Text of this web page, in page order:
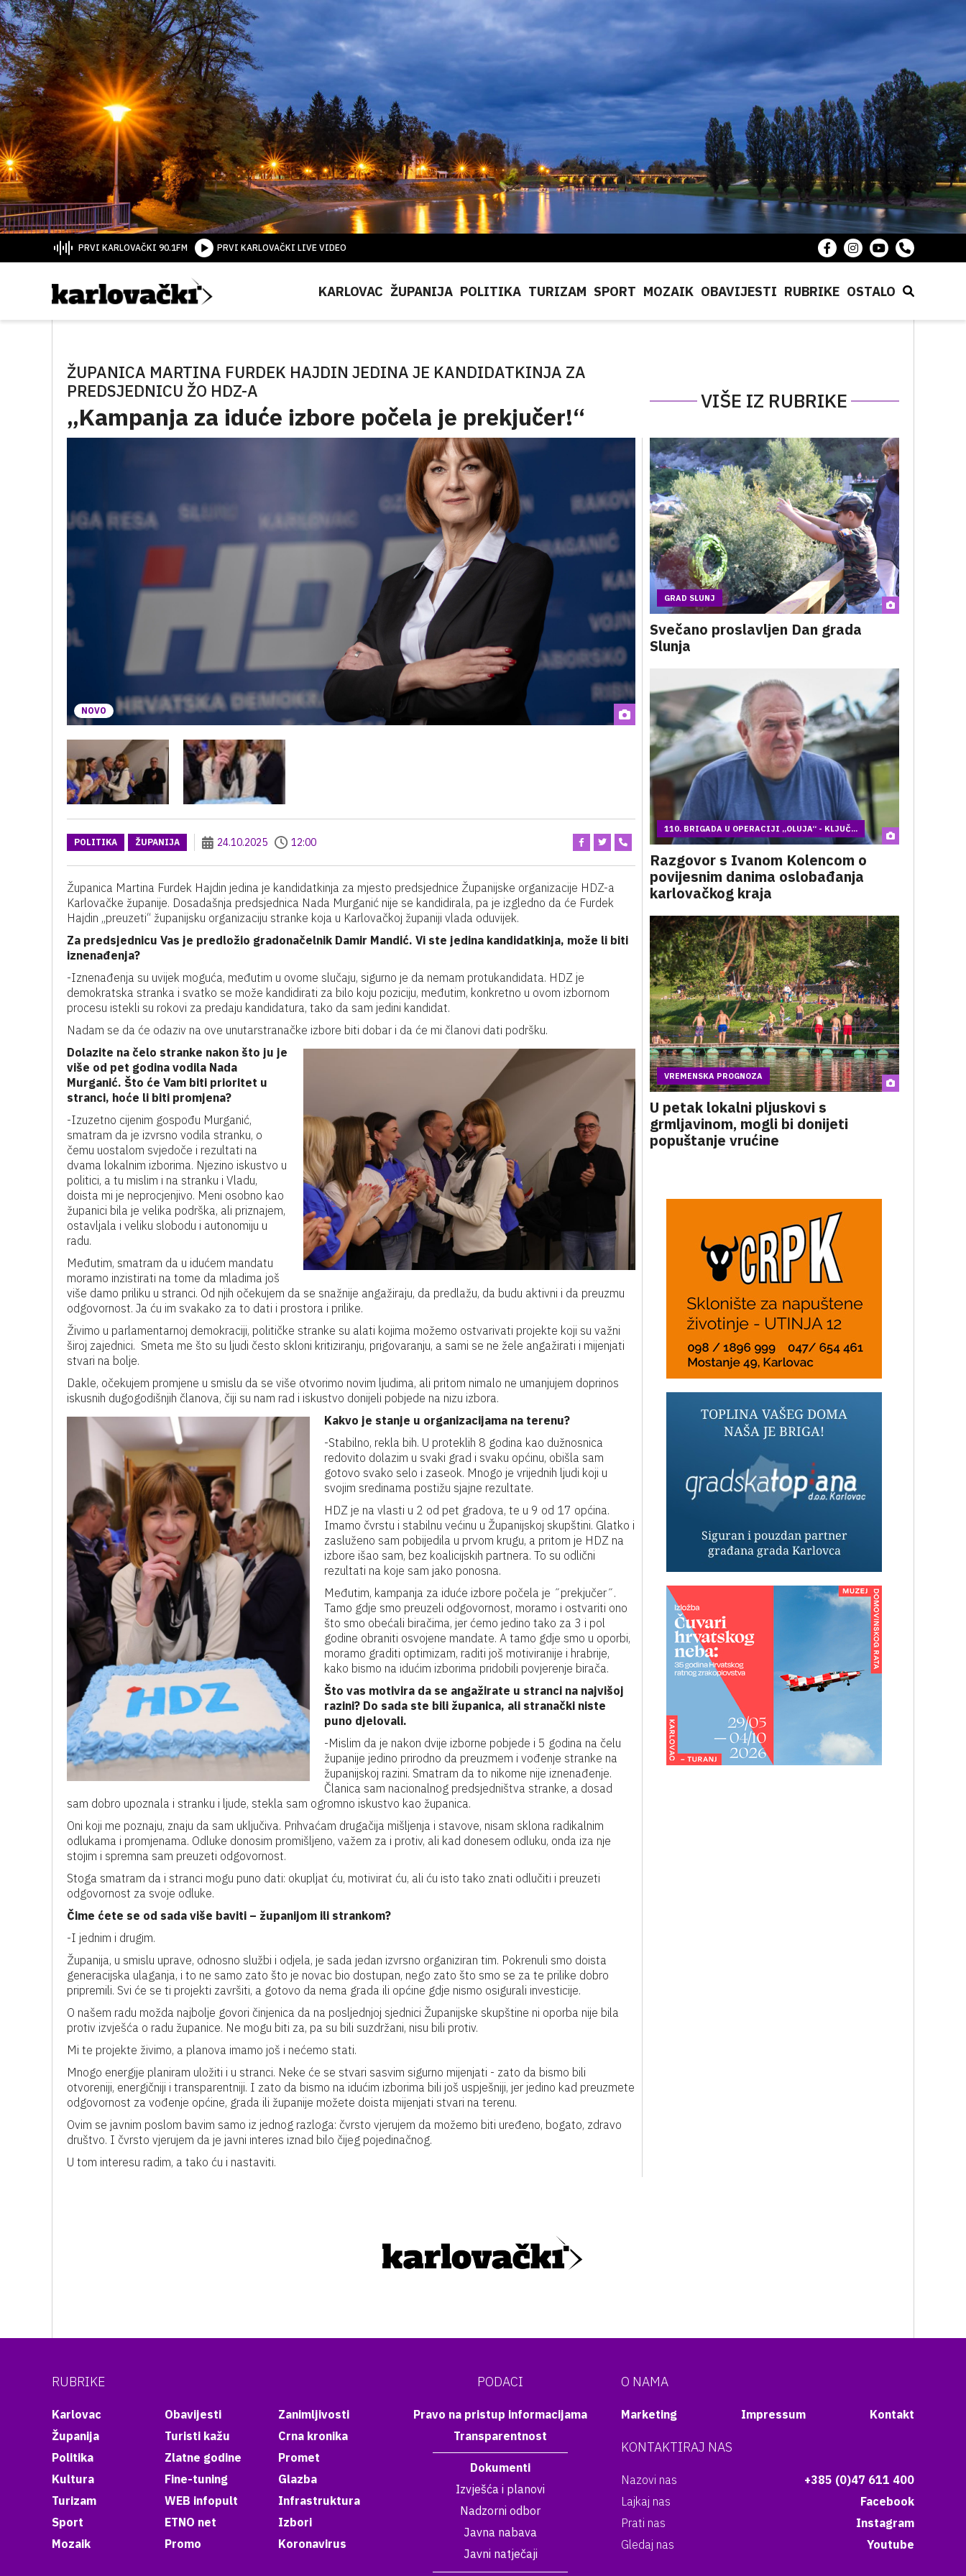
PRVI KARLOVAČKI 90.1FM PRVI KARLOVAČKI LIVE VIDEO
KARLOVAC ŽUPANIJA POLITIKA TURIZAM SPORT MOZAIK OBAVIJESTI RUBRIKE OSTALO
ŽUPANICA MARTINA FURDEK HAJDIN JEDINA JE KANDIDATKINJA ZA
PREDSJEDNICU ŽO HDZ-A
„Kampanja za iduće izbore počela je prekjučer!“
VIŠE IZ RUBRIKE
NOVO
POLITIKA ŽUPANIJA 24.10.2025 12:00
Županica Martina Furdek Hajdin jedina je kandidatkinja za mjesto predsjednice Županijske organizacije HDZ-a
Karlovačke županije. Dosadašnja predsjednica Nada Murganić nije se kandidirala, pa je izgledno da će Furdek
Hajdin „preuzeti“ županijsku organizaciju stranke koja u Karlovačkoj županiji vlada oduvijek.
Za predsjednicu Vas je predložio gradonačelnik Damir Mandić. Vi ste jedina kandidatkinja, može li biti
iznenađenja?
-Iznenađenja su uvijek moguća, međutim u ovome slučaju, sigurno je da nemam protukandidata. HDZ je
demokratska stranka i svatko se može kandidirati za bilo koju poziciju, međutim, konkretno u ovom izbornom
procesu istekli su rokovi za predaju kandidatura, tako da sam jedini kandidat.
Nadam se da će odaziv na ove unutarstranačke izbore biti dobar i da će mi članovi dati podršku.
Dolazite na čelo stranke nakon što ju je
više od pet godina vodila Nada
Murganić. Što će Vam biti prioritet u
stranci, hoće li biti promjena?
-Izuzetno cijenim gospođu Murganić,
smatram da je izvrsno vodila stranku, o
čemu uostalom svjedoče i rezultati na
dvama lokalnim izborima. Njezino iskustvo u
politici, a tu mislim i na stranku i Vladu,
doista mi je neprocjenjivo. Meni osobno kao
županici bila je velika podrška, ali priznajem,
ostavljala i veliku slobodu i autonomiju u
radu.
Međutim, smatram da u idućem mandatu
moramo inzistirati na tome da mladima još
više damo priliku u stranci. Od njih očekujem da se snažnije angažiraju, da predlažu, da budu aktivni i da preuzmu
odgovornost. Ja ću im svakako za to dati i prostora i prilike.
Živimo u parlamentarnoj demokraciji, političke stranke su alati kojima možemo ostvarivati projekte koji su važni
široj zajednici. Smeta me što su ljudi često skloni kritiziranju, prigovaranju, a sami se ne žele angažirati i mijenjati
stvari na bolje.
Dakle, očekujem promjene u smislu da se više otvorimo novim ljudima, ali pritom nimalo ne umanjujem doprinos
iskusnih dugogodišnjih članova, čiji su nam rad i iskustvo donijeli pobjede na nizu izbora.
Kakvo je stanje u organizacijama na terenu?
-Stabilno, rekla bih. U proteklih 8 godina kao dužnosnica
redovito dolazim u svaki grad i svaku općinu, obišla sam
gotovo svako selo i zaseok. Mnogo je vrijednih ljudi koji u
svojim sredinama postižu sjajne rezultate.
HDZ je na vlasti u 2 od pet gradova, te u 9 od 17 općina.
Imamo čvrstu i stabilnu većinu u Županijskoj skupštini. Glatko i
zasluženo sam pobijedila u prvom krugu, a pritom je HDZ na
izbore išao sam, bez koalicijskih partnera. To su odlični
rezultati na koje sam jako ponosna.
Međutim, kampanja za iduće izbore počela je ˝prekjučer˝.
Tamo gdje smo preuzeli odgovornost, moramo i ostvariti ono
što smo obećali biračima, jer ćemo jedino tako za 3 i pol
godine obraniti osvojene mandate. A tamo gdje smo u oporbi,
moramo graditi optimizam, raditi još motiviranije i hrabrije,
kako bismo na idućim izborima pridobili povjerenje birača.
Što vas motivira da se angažirate u stranci na najvišoj
razini? Do sada ste bili županica, ali stranački niste
puno djelovali.
-Mislim da je nakon dvije izborne pobjede i 5 godina na čelu
županije jedino prirodno da preuzmem i vođenje stranke na
županijskoj razini. Smatram da to nikome nije iznenađenje.
Članica sam nacionalnog predsjedništva stranke, a dosad
sam dobro upoznala i stranku i ljude, stekla sam ogromno iskustvo kao županica.
Oni koji me poznaju, znaju da sam uključiva. Prihvaćam drugačija mišljenja i stavove, nisam sklona radikalnim
odlukama i promjenama. Odluke donosim promišljeno, važem za i protiv, ali kad donesem odluku, onda iza nje
stojim i spremna sam preuzeti odgovornost.
Stoga smatram da i stranci mogu puno dati: okupljat ću, motivirat ću, ali ću isto tako znati odlučiti i preuzeti
odgovornost za svoje odluke.
Čime ćete se od sada više baviti – županijom ili strankom?
-I jednim i drugim.
Županija, u smislu uprave, odnosno službi i odjela, je sada jedan izvrsno organiziran tim. Pokrenuli smo doista
generacijska ulaganja, i to ne samo zato što je novac bio dostupan, nego zato što smo se za te prilike dobro
pripremili. Svi će se ti projekti završiti, a gotovo da nema grada ili općine gdje nismo osigurali investicije.
O našem radu možda najbolje govori činjenica da na posljednjoj sjednici Županijske skupštine ni oporba nije bila
protiv izvješća o radu županice. Ne mogu biti za, pa su bili suzdržani, nisu bili protiv.
Mi te projekte živimo, a planova imamo još i nećemo stati.
Mnogo energije planiram uložiti i u stranci. Neke će se stvari sasvim sigurno mijenjati - zato da bismo bili
otvoreniji, energičniji i transparentniji. I zato da bismo na idućim izborima bili još uspješniji, jer jedino kad preuzmete
odgovornost za vođenje općine, grada ili županije možete doista mijenjati stvari na terenu.
Ovim se javnim poslom bavim samo iz jednog razloga: čvrsto vjerujem da možemo biti uređeno, bogato, zdravo
društvo. I čvrsto vjerujem da je javni interes iznad bilo čijeg pojedinačnog.
U tom interesu radim, a tako ću i nastaviti.
GRAD SLUNJ
Svečano proslavljen Dan grada
Slunja
110. BRIGADA U OPERACIJI „OLUJA“ - KLJUČ...
Razgovor s Ivanom Kolencom o
povijesnim danima oslobađanja
karlovačkog kraja
VREMENSKA PROGNOZA
U petak lokalni pljuskovi s
grmljavinom, mogli bi donijeti
popuštanje vrućine
RUBRIKE
Karlovac
Županija
Politika
Kultura
Turizam
Sport
Mozaik
Obavijesti
Turisti kažu
Zlatne godine
Fine-tuning
WEB infopult
ETNO net
Promo
Zanimljivosti
Crna kronika
Promet
Glazba
Infrastruktura
Izbori
Koronavirus
PODACI
Pravo na pristup informacijama
Transparentnost
Dokumenti
Izvješća i planovi
Nadzorni odbor
Javna nabava
Javni natječaji
O NAMA
Marketing Impressum Kontakt
KONTAKTIRAJ NAS
Nazovi nas
+385 (0)47 611 400
Lajkaj nas
Facebook
Prati nas
Instagram
Gledaj nas
Youtube